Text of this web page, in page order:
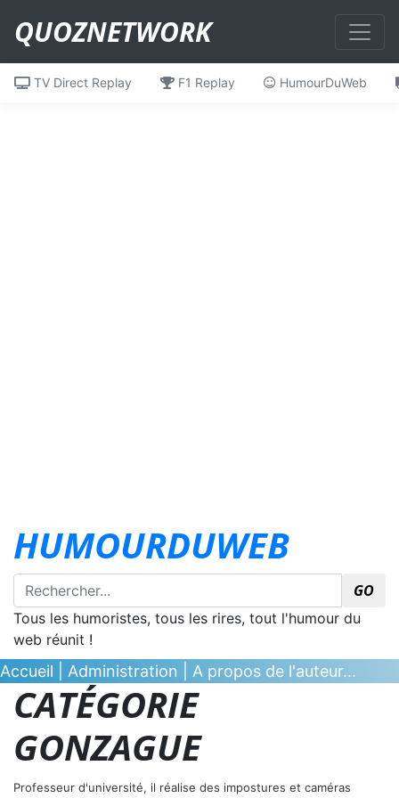
QUOZNETWORK
TV Direct Replay F1 Replay HumourDuWeb
HUMOURDUWEB
GO
Tous les humoristes, tous les rires, tout l'humour du
web réunit !
Accueil Administration A propos de l'auteur...
CATÉGORIE
GONZAGUE
Professeur d'université, il réalise des impostures et caméras